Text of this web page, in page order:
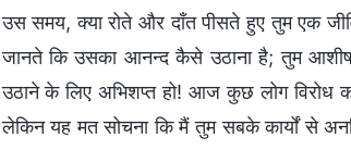
उस समय, क्या रोते और दाँत पीसते हुए तुम एक
जानते कि उसका आनन्द कैसे उठाना है; तुम आशीष
उठाने के लिए अभिशप्त हो! आज कुछ लोग
लेकिन यह मत सोचना कि मैं तुम सबके कार्यों से